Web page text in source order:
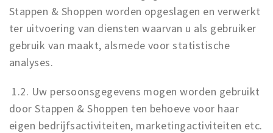
Sport
Natuur
Inloggen
Stappen & Shoppen worden opgeslagen en verwerkt
ter uitvoering van diensten waarvan u als gebruiker
gebruik van maakt, alsmede voor statistische
analyses.
1.2. Uw persoonsgegevens mogen worden gebruikt
door Stappen & Shoppen ten behoeve voor haar
eigen bedrijfsactiviteiten, marketingactiviteiten etc.